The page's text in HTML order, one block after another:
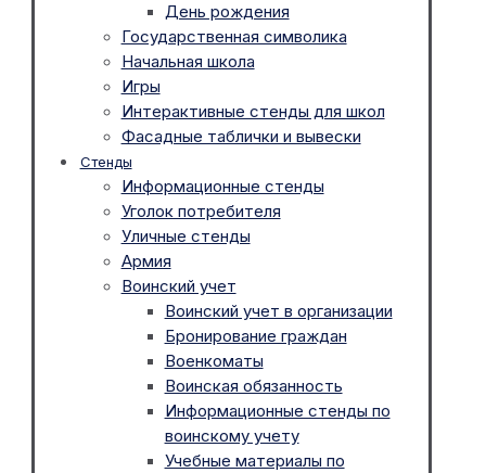
День рождения
Государственная символика
Начальная школа
Игры
Интерактивные стенды для школ
Фасадные таблички и вывески
Стенды
Информационные стенды
Уголок потребителя
Уличные стенды
Армия
Воинский учет
Воинский учет в организации
Бронирование граждан
Военкоматы
Воинская обязанность
Информационные стенды по
воинскому учету
Учебные материалы по